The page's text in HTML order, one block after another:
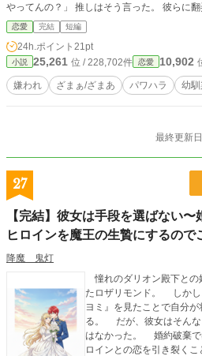
やってんの？」 推しはそう言った。 彼らに翻弄され続けるのに疲れ果てた少
女、絵麻は決意する。 「そんなに嫌いなら、私、消えるから」 モラハラ教師、
無神経幼馴染、性悪ストリーマー。 彼らに翻
語。 ・狭川竜介（さがわ りゅうすけ） 絵麻のクラス担任。クラス委員の絵麻
に何かと難癖をつける。 ・七原未来（ななはら みらい） 絵麻の幼馴染のサッ
カー部のエース。母子家庭。毎朝絵麻に弁当
われ「あいつが勝手に作ってるだけ」「迷惑」と
たが、限界が来て辞めた。 吹っ切れた後は
恋愛 完結 短編
24h.ポイント 21pt
小説 25,261 位 / 228,702件 恋愛 10,902
嫌われ ざまぁ/ざまあ パワハラ 幼馴
最終更新
27
【完結】彼女は手段を選ばない
ヒロインを魔王の生贄にするので
降魔 鬼灯
憧れのダリオン殿下との
たロザリモンド。 しかし
ヨミ』を見たことで自分
る。 だが、彼女はそんな
はなかった。 婚約破棄ではなく、殿下の熱狂的推し活＆ヒ
ロインとの恋を引き裂く